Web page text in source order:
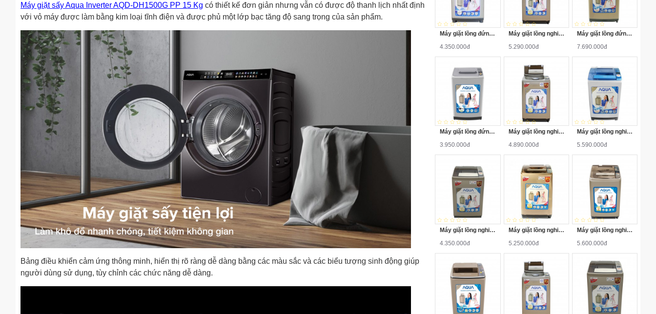
Máy giặt sấy Aqua Inverter AQD-DH1500G PP 15 Kg có thiết kế đơn giản nhưng vẫn có được độ thanh lịch nhất định
với vỏ máy được làm bằng kim loại tĩnh điện và được phủ một lớp bạc tăng độ sang trọng của sản phẩm.
Bảng điều khiển cảm ứng thông minh, hiển thị rõ ràng dễ dàng bằng các màu sắc và các biểu tượng sinh động giúp
người dùng sử dụng, tùy chỉnh các chức năng dễ dàng.
Máy giặt lồng đứng Aqua AQW-S80KT 8kg
4.350.000đ
Máy giặt lồng nghiêng Aqua AQW-F800Z1T 8kg
5.290.000đ
Máy giặt lồng đứng Aqua AQW-DQW90ZT 9kg
7.690.000đ
Máy giặt lồng đứng Aqua AQW-S70KT 7kg
3.950.000đ
Máy giặt lồng nghiêng Aqua AQW-F800Z2T 8kg
4.890.000đ
Máy giặt lồng nghiêng Aqua AQW-QW90ZT-S 9kg
5.590.000đ
Máy giặt lồng nghiêng Aqua AQW-F700Z1T 7kg
4.350.000đ
Máy giặt lồng nghiêng Aqua AQW-F800AT 8kg
5.250.000đ
Máy giặt lồng nghiêng Aqua AQW-U800AT 8kg
5.600.000đ